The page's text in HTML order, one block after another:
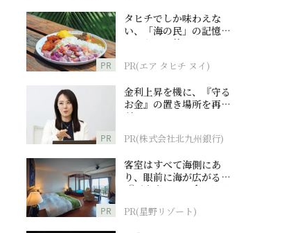
PR
タヒチでしか味わえな
い、「海の民」の記憶へ
とつながる旅
PR(エア タヒチ ヌイ)
PR
金利上昇を機に、『守る
お金』の置き場所を再検
討
PR(株式会社北九州銀行)
PR
客室はすべて海側にあ
り、眼前に海が広がる
『西表島ホテル by 星野
PR(星野リゾート)